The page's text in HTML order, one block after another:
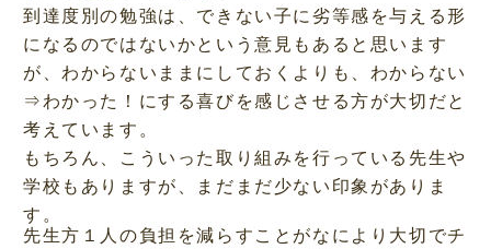
到達度別の勉強は、できない子に劣等感を与える形
になるのではないかという意見もあると思います
が、わからないままにしておくよりも、わからない
⇒わかった！にする喜びを感じさせる方が大切だと
考えています。
もちろん、こういった取り組みを行っている先生や
学校もありますが、まだまだ少ない印象がありま
す。
先生方１人の負担を減らすことがなにより大切でチ